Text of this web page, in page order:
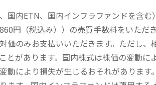
国内ETN、国内インフラファンドを含
円（税込み））の売買手数料をいただ
価のみお支払いいただきます。ただし
とがあります。国内株式は株価の変動
動により損失が生じるおそれがありま